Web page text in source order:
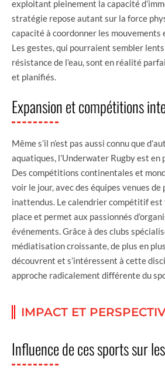
exploitant pleinement la capacité
stratégie repose autant sur la force
capacité à coordonner les mouvements
Les gestes, qui pourraient sembler lents
résistance de l’eau, sont en réalité
et planifiés.
Expansion et compétitions
Même s’il n’est pas aussi connu que
aquatiques, l’Underwater Rugby est en
Des compétitions continentales et
voir le jour, avec des équipes venues de
inattendus. Le calendrier compétitif est
place et permet aux passionnés
événements. Grâce à des clubs
médiatisation croissante, de plus en
découvrent et s’intéressent à cette
approche radicalement différente du
IMPACT ET
Influence de ces sports sur